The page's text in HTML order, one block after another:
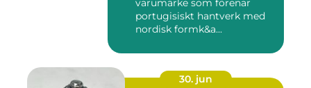
varumärke som förenar
portugisiskt hantverk med
nordisk formk&a...
30. jun